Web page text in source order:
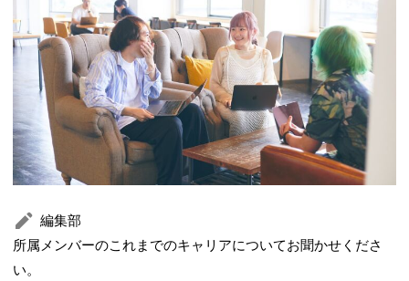
編集部
所属メンバーのこれまでのキャリアについてお聞かせくださ
い。